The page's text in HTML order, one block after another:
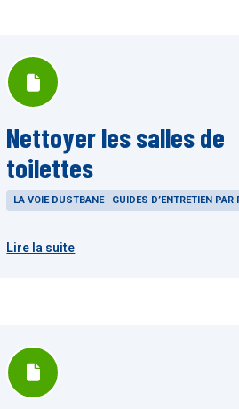
Nettoyer les salles de
toilettes
LA VOIE DUSTBANE | GUIDES D’ENTRETIEN PAR
Lire la suite